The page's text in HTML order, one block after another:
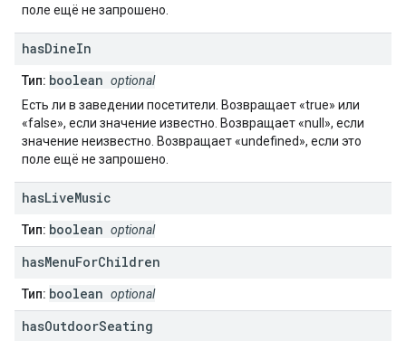
поле ещё не запрошено.
hasDineIn
Тип: boolean optional
Есть ли в заведении посетители. Возвращает «true» или
«false», если значение известно. Возвращает «null», если
значение неизвестно. Возвращает «undefined», если это
поле ещё не запрошено.
hasLiveMusic
Тип: boolean optional
hasMenuForChildren
Тип: boolean optional
hasOutdoorSeating